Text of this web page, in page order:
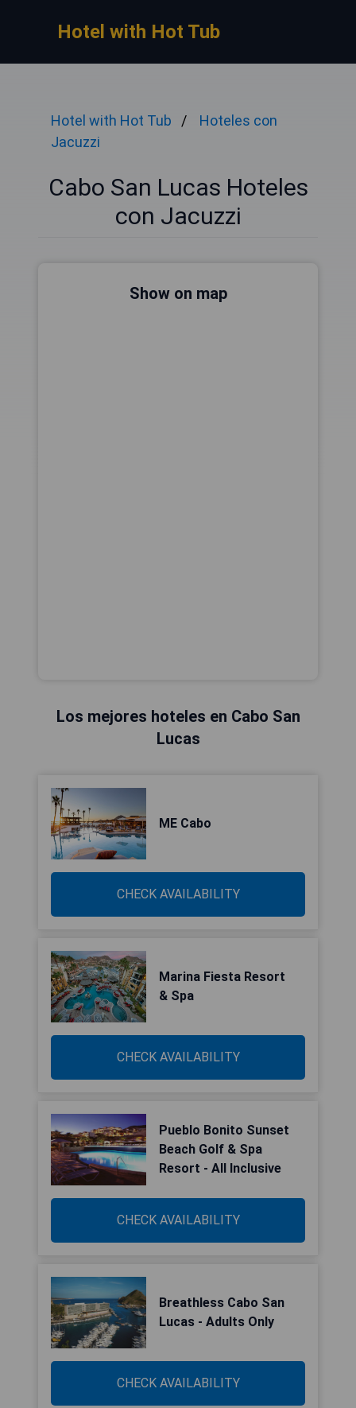
Hotel with Hot Tub
Hotel with Hot Tub
Hoteles con
Jacuzzi
Cabo San Lucas Hoteles
con Jacuzzi
Show on map
Los mejores hoteles en Cabo San
Lucas
ME Cabo
CHECK AVAILABILITY
Marina Fiesta Resort
& Spa
CHECK AVAILABILITY
Pueblo Bonito Sunset
Beach Golf & Spa
Resort - All Inclusive
CHECK AVAILABILITY
Breathless Cabo San
Lucas - Adults Only
CHECK AVAILABILITY